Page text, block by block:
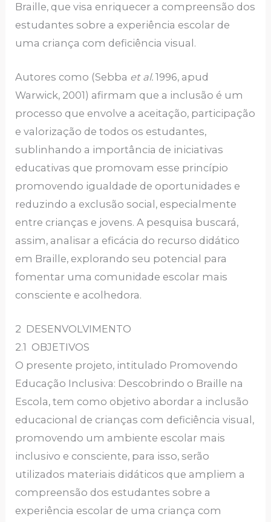
Braille, que visa enriquecer a compreensão dos
estudantes sobre a experiência escolar de
uma criança com deficiência visual.
Autores como (Sebba et al. 1996, apud
Warwick, 2001) afirmam que a inclusão é um
processo que envolve a aceitação, participação
e valorização de todos os estudantes,
sublinhando a importância de iniciativas
educativas que promovam esse princípio
promovendo igualdade de oportunidades e
reduzindo a exclusão social, especialmente
entre crianças e jovens. A pesquisa buscará,
assim, analisar a eficácia do recurso didático
em Braille, explorando seu potencial para
fomentar uma comunidade escolar mais
consciente e acolhedora.
2 DESENVOLVIMENTO
2.1 OBJETIVOS
O presente projeto, intitulado Promovendo
Educação Inclusiva: Descobrindo o Braille na
Escola, tem como objetivo abordar a inclusão
educacional de crianças com deficiência visual,
promovendo um ambiente escolar mais
inclusivo e consciente, para isso, serão
utilizados materiais didáticos que ampliem a
compreensão dos estudantes sobre a
experiência escolar de uma criança com